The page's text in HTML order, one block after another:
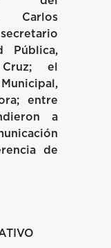
Carlos
Pública,
el
entre
a
de